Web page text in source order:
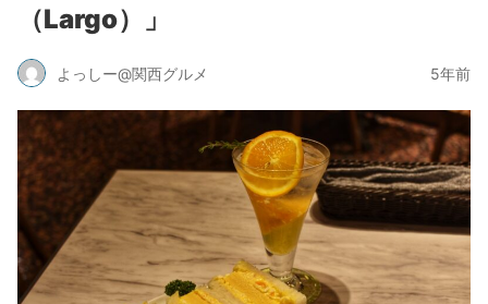
（Largo）」
よっしー@関西グルメ 5年前